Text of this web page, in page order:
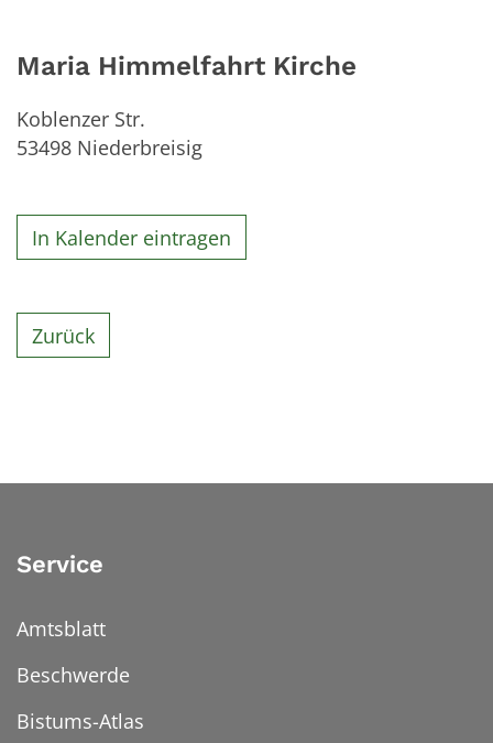
Maria Himmelfahrt Kirche
Koblenzer Str.
53498 Niederbreisig
In Kalender eintragen
Zurück
Service
Amtsblatt
Beschwerde
Bistums-Atlas